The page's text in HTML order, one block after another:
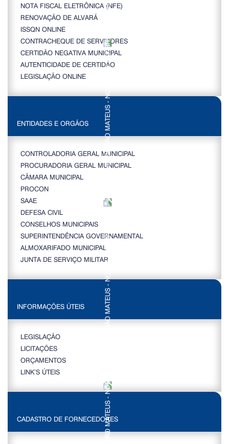
NOTA FISCAL ELETRÔNICA (NFE)
RENOVAÇÃO DE ALVARÁ
ISSQN ONLINE
CONTRACHEQUE DE SERVIDORES
CERTIDÃO NEGATIVA MUNICIPAL
AUTENTICIDADE DE CERTIDÃO
LEGISLAÇÃO ONLINE
ENTIDADES E ORGÃOS
CONTROLADORIA GERAL MUNICIPAL
PROCURADORIA GERAL MUNICIPAL
CÂMARA MUNICIPAL
PROCON
SAAE
DEFESA CIVIL
CONSELHOS MUNICIPAIS
SUPERINTENDÊNCIA GOVERNAMENTAL
ALMOXARIFADO MUNICIPAL
JUNTA DE SERVIÇO MILITAR
INFORMAÇÕES ÚTEIS
LEGISLAÇÃO
LICITAÇÕES
ORÇAMENTOS
LINK’S ÚTEIS
CADASTRO DE FORNECEDORES